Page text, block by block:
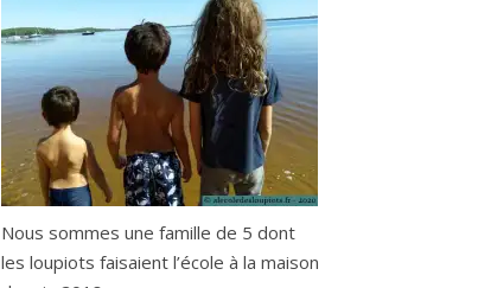
Nous sommes une famille de 5 dont
les loupiots faisaient l’école à la maison